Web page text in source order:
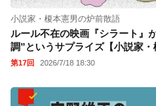
小説家・榎本憲男の炉前散語
ルール不在の映画『シラート』
調”というサプライズ【小説家・
第17回 2026/7/18 18:30